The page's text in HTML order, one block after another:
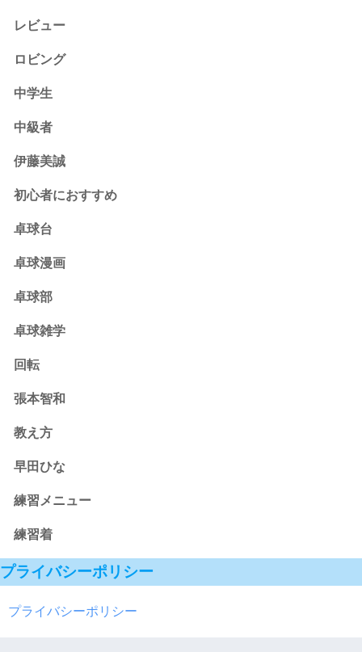
レビュー
ロビング
中学生
中級者
伊藤美誠
初心者におすすめ
卓球台
卓球漫画
卓球部
卓球雑学
回転
張本智和
教え方
早田ひな
練習メニュー
練習着
プライバシーポリシー
プライバシーポリシー